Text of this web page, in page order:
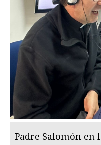
Padre Salomón en